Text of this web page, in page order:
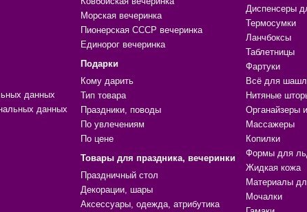
данных
данных
Морская вечеринка
Пионерская СССР вечеринка
Единорог вечеринка
Подарки
Кому дарить
Тип товара
Праздники, поводы
По увлечениям
По цене
Товары для праздника, вечеринки
Праздничный стол
Декорации, шары
Аксессуары, одежда, атрибутика
Диспенсеры
Термосумки
Ланчбоксы
Таблетницы
Фартуки
Всё для
Нитяные
Органайзеры
Массажеры
Копилки
Формы для
Жидкая кожа
Материалы
Мочалки